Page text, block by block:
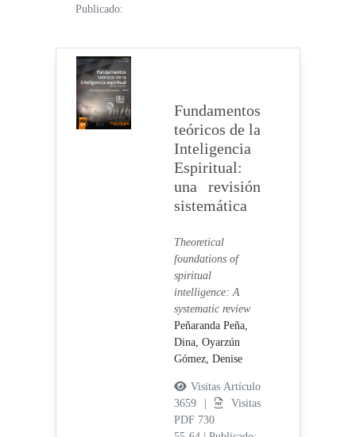
Publicado:
Fundamentos
teóricos de la
Inteligencia
Espiritual:
una revisión
sistemática
Theoretical
foundations of
spiritual
intelligence: A
systematic review
Peñaranda Peña,
Dina, Oyarzún
Gómez, Denise
Visitas Artículo
3659 |
Visitas
PDF 730